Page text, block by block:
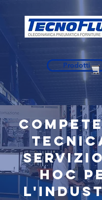
Prodotti
HOC